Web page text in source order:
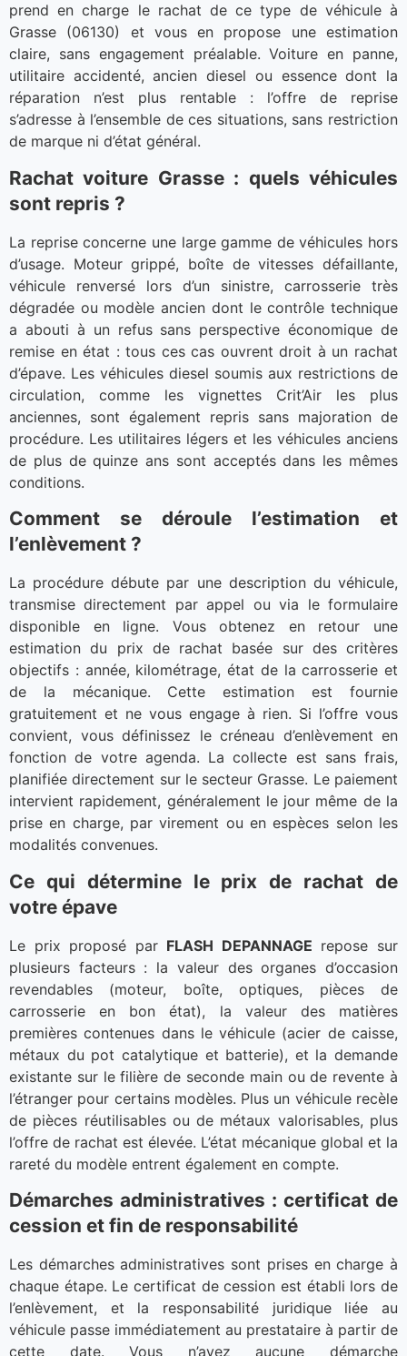
prend en charge le rachat de ce type de véhicule à
Grasse (06130) et vous en propose une estimation
claire, sans engagement préalable. Voiture en panne,
utilitaire accidenté, ancien diesel ou essence dont la
réparation n’est plus rentable : l’offre de reprise
s’adresse à l’ensemble de ces situations, sans restriction
de marque ni d’état général.
Rachat voiture Grasse : quels véhicules
sont repris ?
La reprise concerne une large gamme de véhicules hors
d’usage. Moteur grippé, boîte de vitesses défaillante,
véhicule renversé lors d’un sinistre, carrosserie très
dégradée ou modèle ancien dont le contrôle technique
a abouti à un refus sans perspective économique de
remise en état : tous ces cas ouvrent droit à un rachat
d’épave. Les véhicules diesel soumis aux restrictions de
circulation, comme les vignettes Crit’Air les plus
anciennes, sont également repris sans majoration de
procédure. Les utilitaires légers et les véhicules anciens
de plus de quinze ans sont acceptés dans les mêmes
conditions.
Comment se déroule l’estimation et
l’enlèvement ?
La procédure débute par une description du véhicule,
transmise directement par appel ou via le formulaire
disponible en ligne. Vous obtenez en retour une
estimation du prix de rachat basée sur des critères
objectifs : année, kilométrage, état de la carrosserie et
de la mécanique. Cette estimation est fournie
gratuitement et ne vous engage à rien. Si l’offre vous
convient, vous définissez le créneau d’enlèvement en
fonction de votre agenda. La collecte est sans frais,
planifiée directement sur le secteur Grasse. Le paiement
intervient rapidement, généralement le jour même de la
prise en charge, par virement ou en espèces selon les
modalités convenues.
Ce qui détermine le prix de rachat de
votre épave
Le prix proposé par FLASH DEPANNAGE repose sur
plusieurs facteurs : la valeur des organes d’occasion
revendables (moteur, boîte, optiques, pièces de
carrosserie en bon état), la valeur des matières
premières contenues dans le véhicule (acier de caisse,
métaux du pot catalytique et batterie), et la demande
existante sur le filière de seconde main ou de revente à
l’étranger pour certains modèles. Plus un véhicule recèle
de pièces réutilisables ou de métaux valorisables, plus
l’offre de rachat est élevée. L’état mécanique global et la
rareté du modèle entrent également en compte.
Démarches administratives : certificat de
cession et fin de responsabilité
Les démarches administratives sont prises en charge à
chaque étape. Le certificat de cession est établi lors de
l’enlèvement, et la responsabilité juridique liée au
véhicule passe immédiatement au prestataire à partir de
cette date. Vous n’avez aucune démarche